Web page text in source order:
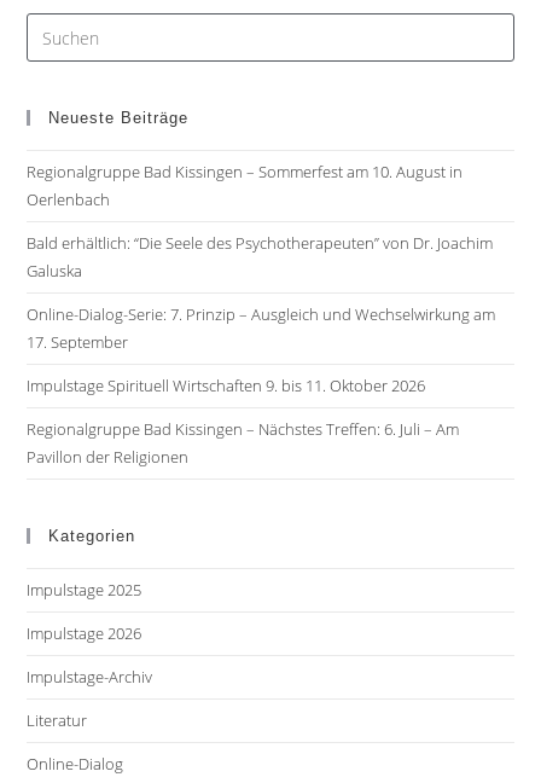
Neueste Beiträge
Regionalgruppe Bad Kissingen – Sommerfest am 10. August in
Oerlenbach
Bald erhältlich: “Die Seele des Psychotherapeuten” von Dr. Joachim
Galuska
Online-Dialog-Serie: 7. Prinzip – Ausgleich und Wechselwirkung am
17. September
Impulstage Spirituell Wirtschaften 9. bis 11. Oktober 2026
Regionalgruppe Bad Kissingen – Nächstes Treffen: 6. Juli – Am
Pavillon der Religionen
Kategorien
Impulstage 2025
Impulstage 2026
Impulstage-Archiv
Literatur
Online-Dialog